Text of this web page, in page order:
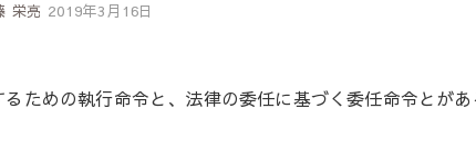
栄亮 2019年3月16日
ための執行命令と、法律の委任に基づく委任命令とが